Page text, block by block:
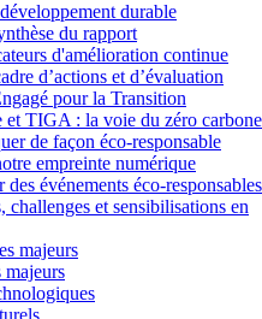
durable
du rapport
d'amélioration continue
d’actions et d’évaluation
pour la Transition
et TIGA : la voie du zéro carbone
de façon éco-responsable
empreinte numérique
des événements éco-responsables
challenges et sensibilisations en
majeurs
majeurs